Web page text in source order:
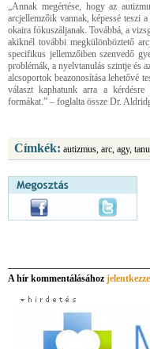
„Annak megértése, hogy az
arcjellemzőik vannak, képessé teszi
okaira fókuszáljanak. Továbbá, a
akiknél további megkülönböztető
specifikus jellemzőiben szenvedő
problémák, a nyelvtanulás szintje és
alcsoportok beazonosítása lehetővé
választ kaphatunk arra a
formákat.” – foglalta össze Dr.
Címkék: autizmus, arc, agy,
A hír kommentálásához